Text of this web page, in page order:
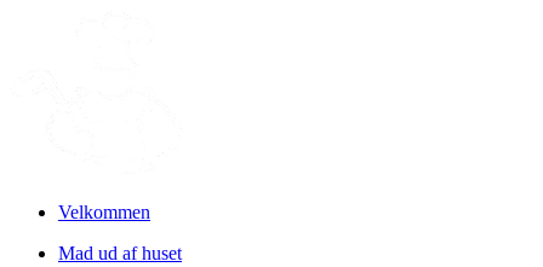
Velkommen
Mad ud af huset